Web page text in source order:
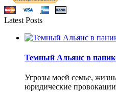
Latest Posts
Темный Альянс в
Угрозы моей семье,
юридические провокации